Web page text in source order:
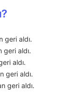
geri aldı.
aldı.
aldı.
geri aldı.
geri aldı.